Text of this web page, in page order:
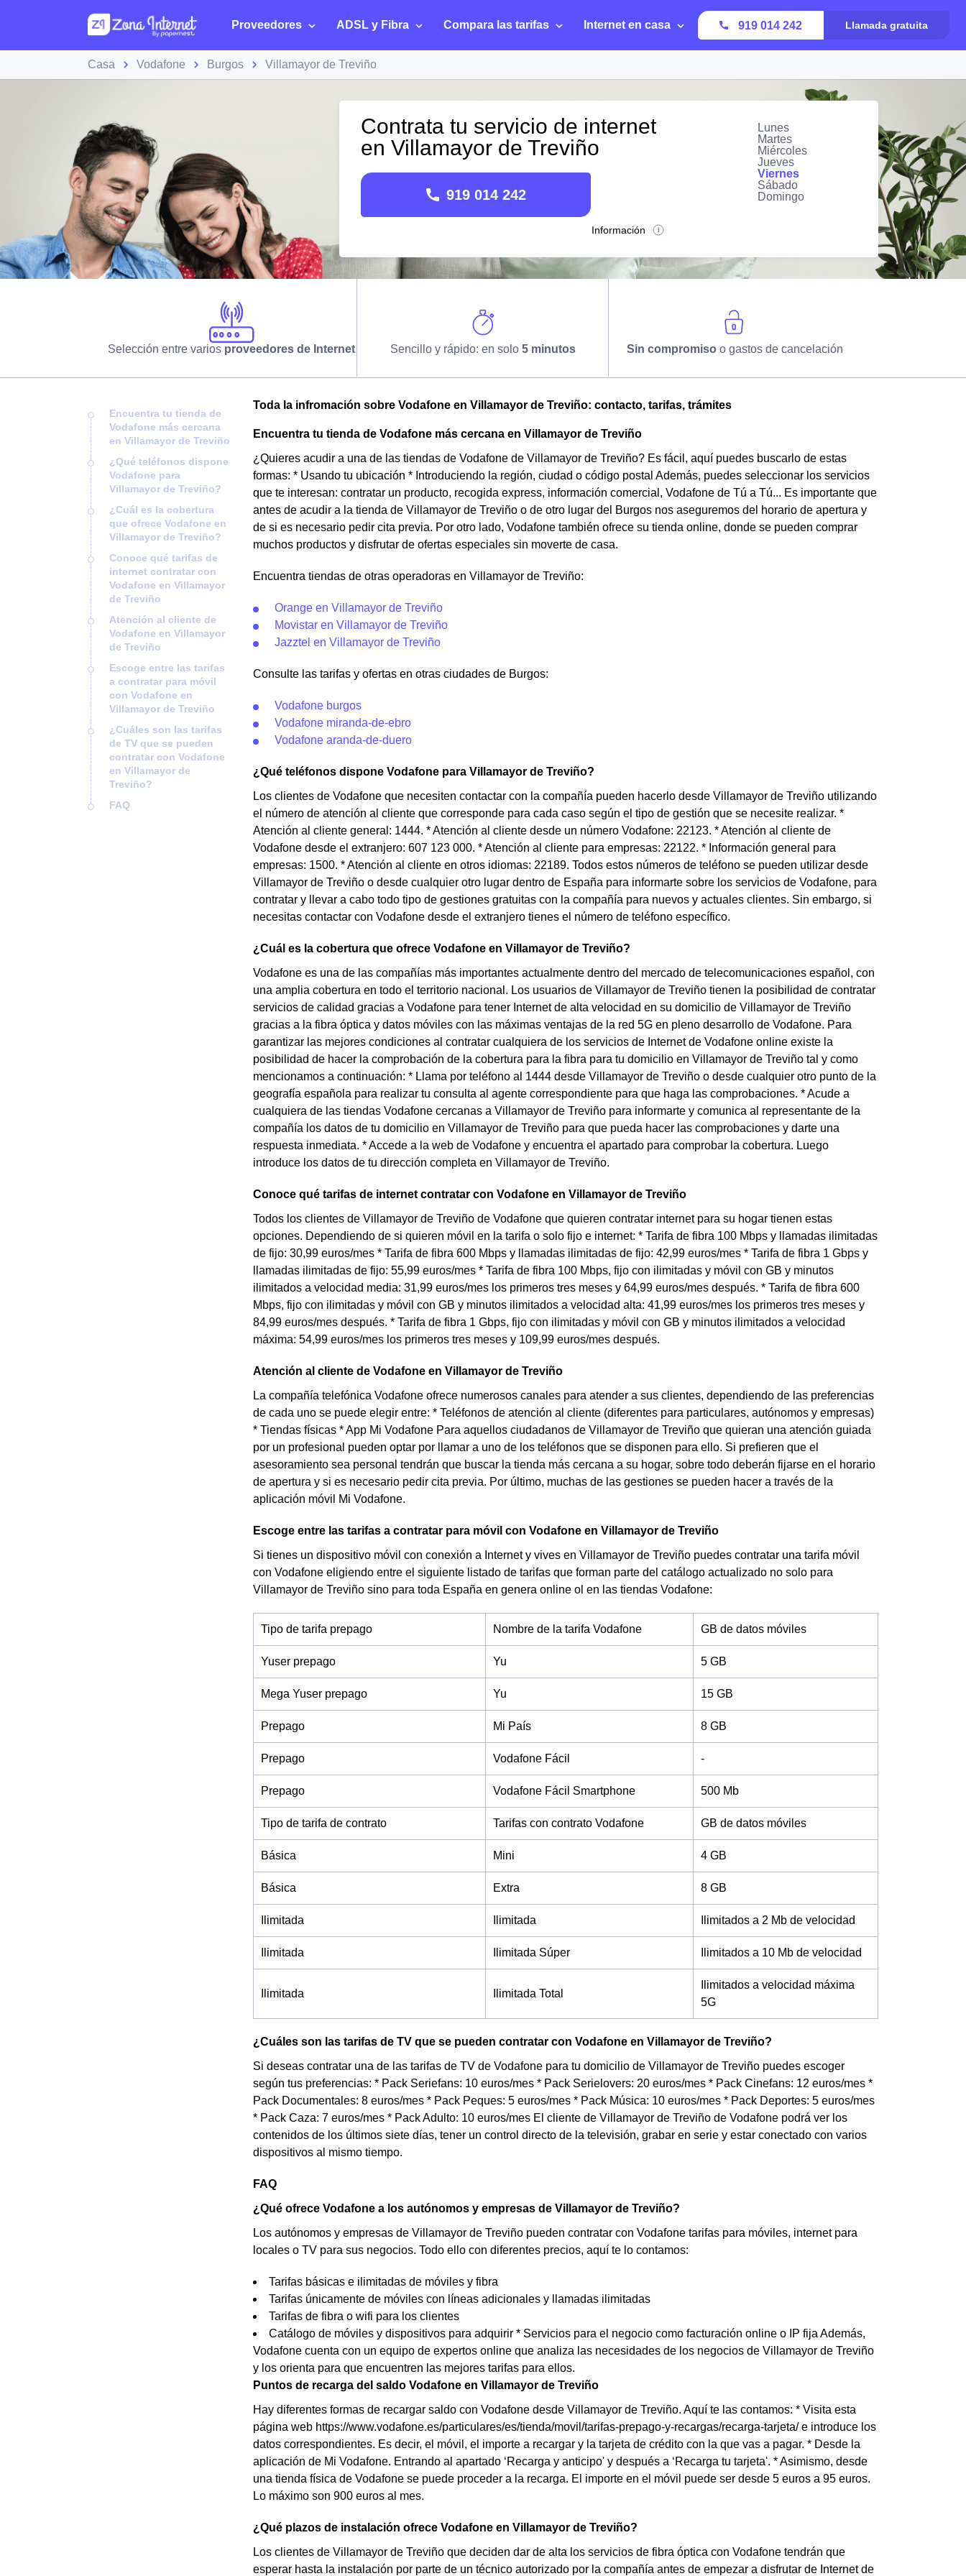
Proveedores ADSL y Fibra Compara las tarifas Internet en casa 919 014 242 Llamada gratuita
Casa Vodafone Burgos Villamayor de Treviño
Contrata tu servicio de internet
en Villamayor de Treviño
919 014 242
Información
Lunes
Martes
Miércoles
Jueves
Viernes
Sábado
Domingo
Selección entre varios proveedores de Internet Sencillo y rápido: en solo 5 minutos Sin compromiso o gastos de cancelación
Encuentra tu tienda de
Vodafone más cercana
en Villamayor de Treviño
¿Qué teléfonos dispone
Vodafone para
Villamayor de Treviño?
¿Cuál es la cobertura
que ofrece Vodafone en
Villamayor de Treviño?
Conoce qué tarifas de
internet contratar con
Vodafone en Villamayor
de Treviño
Atención al cliente de
Vodafone en Villamayor
de Treviño
Escoge entre las tarifas
a contratar para móvil
con Vodafone en
Villamayor de Treviño
¿Cuáles son las tarifas
de TV que se pueden
contratar con Vodafone
en Villamayor de
Treviño?
FAQ
Toda la infromación sobre Vodafone en Villamayor de Treviño: contacto, tarifas, trámites
Encuentra tu tienda de Vodafone más cercana en Villamayor de Treviño
¿Quieres acudir a una de las tiendas de Vodafone de Villamayor de Treviño? Es fácil, aquí puedes buscarlo de estas
formas: * Usando tu ubicación * Introduciendo la región, ciudad o código postal Además, puedes seleccionar los servicios
que te interesan: contratar un producto, recogida express, información comercial, Vodafone de Tú a Tú... Es importante que
antes de acudir a la tienda de Villamayor de Treviño o de otro lugar del Burgos nos aseguremos del horario de apertura y
de si es necesario pedir cita previa. Por otro lado, Vodafone también ofrece su tienda online, donde se pueden comprar
muchos productos y disfrutar de ofertas especiales sin moverte de casa.
Encuentra tiendas de otras operadoras en Villamayor de Treviño:
Orange en Villamayor de Treviño
Movistar en Villamayor de Treviño
Jazztel en Villamayor de Treviño
Consulte las tarifas y ofertas en otras ciudades de Burgos:
Vodafone burgos
Vodafone miranda-de-ebro
Vodafone aranda-de-duero
¿Qué teléfonos dispone Vodafone para Villamayor de Treviño?
Los clientes de Vodafone que necesiten contactar con la compañía pueden hacerlo desde Villamayor de Treviño utilizando
el número de atención al cliente que corresponde para cada caso según el tipo de gestión que se necesite realizar. *
Atención al cliente general: 1444. * Atención al cliente desde un número Vodafone: 22123. * Atención al cliente de
Vodafone desde el extranjero: 607 123 000. * Atención al cliente para empresas: 22122. * Información general para
empresas: 1500. * Atención al cliente en otros idiomas: 22189. Todos estos números de teléfono se pueden utilizar desde
Villamayor de Treviño o desde cualquier otro lugar dentro de España para informarte sobre los servicios de Vodafone, para
contratar y llevar a cabo todo tipo de gestiones gratuitas con la compañía para nuevos y actuales clientes. Sin embargo, si
necesitas contactar con Vodafone desde el extranjero tienes el número de teléfono específico.
¿Cuál es la cobertura que ofrece Vodafone en Villamayor de Treviño?
Vodafone es una de las compañías más importantes actualmente dentro del mercado de telecomunicaciones español, con
una amplia cobertura en todo el territorio nacional. Los usuarios de Villamayor de Treviño tienen la posibilidad de contratar
servicios de calidad gracias a Vodafone para tener Internet de alta velocidad en su domicilio de Villamayor de Treviño
gracias a la fibra óptica y datos móviles con las máximas ventajas de la red 5G en pleno desarrollo de Vodafone. Para
garantizar las mejores condiciones al contratar cualquiera de los servicios de Internet de Vodafone online existe la
posibilidad de hacer la comprobación de la cobertura para la fibra para tu domicilio en Villamayor de Treviño tal y como
mencionamos a continuación: * Llama por teléfono al 1444 desde Villamayor de Treviño o desde cualquier otro punto de la
geografía española para realizar tu consulta al agente correspondiente para que haga las comprobaciones. * Acude a
cualquiera de las tiendas Vodafone cercanas a Villamayor de Treviño para informarte y comunica al representante de la
compañía los datos de tu domicilio en Villamayor de Treviño para que pueda hacer las comprobaciones y darte una
respuesta inmediata. * Accede a la web de Vodafone y encuentra el apartado para comprobar la cobertura. Luego
introduce los datos de tu dirección completa en Villamayor de Treviño.
Conoce qué tarifas de internet contratar con Vodafone en Villamayor de Treviño
Todos los clientes de Villamayor de Treviño de Vodafone que quieren contratar internet para su hogar tienen estas
opciones. Dependiendo de si quieren móvil en la tarifa o solo fijo e internet: * Tarifa de fibra 100 Mbps y llamadas ilimitadas
de fijo: 30,99 euros/mes * Tarifa de fibra 600 Mbps y llamadas ilimitadas de fijo: 42,99 euros/mes * Tarifa de fibra 1 Gbps y
llamadas ilimitadas de fijo: 55,99 euros/mes * Tarifa de fibra 100 Mbps, fijo con ilimitadas y móvil con GB y minutos
ilimitados a velocidad media: 31,99 euros/mes los primeros tres meses y 64,99 euros/mes después. * Tarifa de fibra 600
Mbps, fijo con ilimitadas y móvil con GB y minutos ilimitados a velocidad alta: 41,99 euros/mes los primeros tres meses y
84,99 euros/mes después. * Tarifa de fibra 1 Gbps, fijo con ilimitadas y móvil con GB y minutos ilimitados a velocidad
máxima: 54,99 euros/mes los primeros tres meses y 109,99 euros/mes después.
Atención al cliente de Vodafone en Villamayor de Treviño
La compañía telefónica Vodafone ofrece numerosos canales para atender a sus clientes, dependiendo de las preferencias
de cada uno se puede elegir entre: * Teléfonos de atención al cliente (diferentes para particulares, autónomos y empresas)
* Tiendas físicas * App Mi Vodafone Para aquellos ciudadanos de Villamayor de Treviño que quieran una atención guiada
por un profesional pueden optar por llamar a uno de los teléfonos que se disponen para ello. Si prefieren que el
asesoramiento sea personal tendrán que buscar la tienda más cercana a su hogar, sobre todo deberán fijarse en el horario
de apertura y si es necesario pedir cita previa. Por último, muchas de las gestiones se pueden hacer a través de la
aplicación móvil Mi Vodafone.
Escoge entre las tarifas a contratar para móvil con Vodafone en Villamayor de Treviño
Si tienes un dispositivo móvil con conexión a Internet y vives en Villamayor de Treviño puedes contratar una tarifa móvil
con Vodafone eligiendo entre el siguiente listado de tarifas que forman parte del catálogo actualizado no solo para
Villamayor de Treviño sino para toda España en genera online ol en las tiendas Vodafone:
Tipo de tarifa prepago Nombre de la tarifa Vodafone GB de datos móviles
Yuser prepago Yu 5 GB
Mega Yuser prepago Yu 15 GB
Prepago Mi País 8 GB
Prepago Vodafone Fácil -
Prepago Vodafone Fácil Smartphone 500 Mb
Tipo de tarifa de contrato Tarifas con contrato Vodafone GB de datos móviles
Básica Mini 4 GB
Básica Extra 8 GB
Ilimitada Ilimitada Ilimitados a 2 Mb de velocidad
Ilimitada Ilimitada Súper Ilimitados a 10 Mb de velocidad
Ilimitada Ilimitada Total
Ilimitados a velocidad máxima
5G
¿Cuáles son las tarifas de TV que se pueden contratar con Vodafone en Villamayor de Treviño?
Si deseas contratar una de las tarifas de TV de Vodafone para tu domicilio de Villamayor de Treviño puedes escoger
según tus preferencias: * Pack Seriefans: 10 euros/mes * Pack Serielovers: 20 euros/mes * Pack Cinefans: 12 euros/mes *
Pack Documentales: 8 euros/mes * Pack Peques: 5 euros/mes * Pack Música: 10 euros/mes * Pack Deportes: 5 euros/mes
* Pack Caza: 7 euros/mes * Pack Adulto: 10 euros/mes El cliente de Villamayor de Treviño de Vodafone podrá ver los
contenidos de los últimos siete días, tener un control directo de la televisión, grabar en serie y estar conectado con varios
dispositivos al mismo tiempo.
FAQ
¿Qué ofrece Vodafone a los autónomos y empresas de Villamayor de Treviño?
Los autónomos y empresas de Villamayor de Treviño pueden contratar con Vodafone tarifas para móviles, internet para
locales o TV para sus negocios. Todo ello con diferentes precios, aquí te lo contamos:
Tarifas básicas e ilimitadas de móviles y fibra
Tarifas únicamente de móviles con líneas adicionales y llamadas ilimitadas
Tarifas de fibra o wifi para los clientes
Catálogo de móviles y dispositivos para adquirir * Servicios para el negocio como facturación online o IP fija Además,
Vodafone cuenta con un equipo de expertos online que analiza las necesidades de los negocios de Villamayor de Treviño
y los orienta para que encuentren las mejores tarifas para ellos.
Puntos de recarga del saldo Vodafone en Villamayor de Treviño
Hay diferentes formas de recargar saldo con Vodafone desde Villamayor de Treviño. Aquí te las contamos: * Visita esta
página web https://www.vodafone.es/particulares/es/tienda/movil/tarifas-prepago-y-recargas/recarga-tarjeta/ e introduce los
datos correspondientes. Es decir, el móvil, el importe a recargar y la tarjeta de crédito con la que vas a pagar. * Desde la
aplicación de Mi Vodafone. Entrando al apartado ‘Recarga y anticipo' y después a ‘Recarga tu tarjeta'. * Asimismo, desde
una tienda física de Vodafone se puede proceder a la recarga. El importe en el móvil puede ser desde 5 euros a 95 euros.
Lo máximo son 900 euros al mes.
¿Qué plazos de instalación ofrece Vodafone en Villamayor de Treviño?
Los clientes de Villamayor de Treviño que deciden dar de alta los servicios de fibra óptica con Vodafone tendrán que
esperar hasta la instalación por parte de un técnico autorizado por la compañía antes de empezar a disfrutar de Internet de